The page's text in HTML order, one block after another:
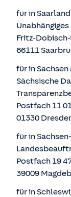
für in
Fritz-Dobisch-
66111
für in
Sächsische
Postfach 11
01330
für in
Postfach 19
39009
für in